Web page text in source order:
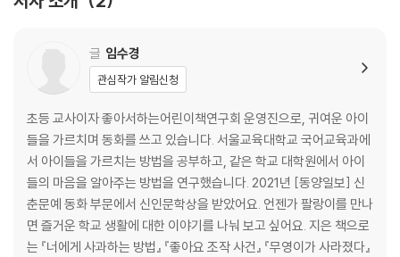
글 임수경
관심작가 알림신청
초등 교사이자 좋아서하는어린이책연구회 운영진으로, 귀여운 아이
들을 가르치며 동화를 쓰고 있습니다. 서울교육대학교 국어교육과에
서 아이들을 가르치는 방법을 공부하고, 같은 학교 대학원에서 아이
들의 마음을 알아주는 방법을 연구했습니다. 2021년 [동양일보] 신
춘문예 동화 부문에서 신인문학상을 받았어요. 언젠가 팔랑이를 만나
면 즐거운 학교 생활에 대한 이야기를 나눠 보고 싶어요. 지은 책으로
는 『너에게 사과하는 방법』 『좋아요 조작 사건』 『무영이가 사라졌다』